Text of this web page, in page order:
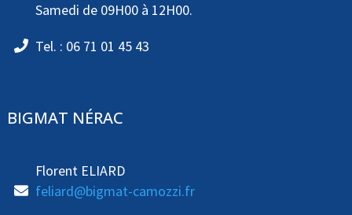
Samedi de 09H00 à 12H00.
Tel. : 06 71 01 45 43
BIGMAT NÉRAC
Florent ELIARD
feliard@bigmat-camozzi.fr